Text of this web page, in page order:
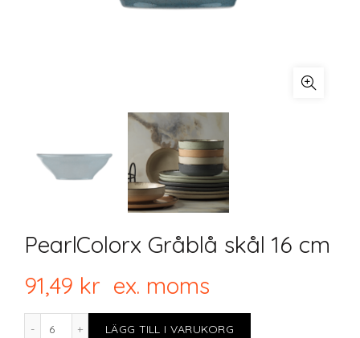
PearlColorx Gråblå skål 16 cm
91,49 kr ex. moms
PearlColorx Gråblå skål 16 cm mängd
LÄGG TILL I VARUKORG